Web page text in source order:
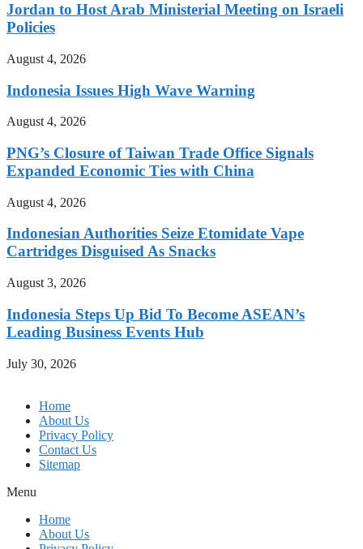
Jordan to Host Arab Ministerial Meeting on Israeli
Policies
August 4, 2026
Indonesia Issues High Wave Warning
August 4, 2026
PNG’s Closure of Taiwan Trade Office Signals
Expanded Economic Ties with China
August 4, 2026
Indonesian Authorities Seize Etomidate Vape
Cartridges Disguised As Snacks
August 3, 2026
Indonesia Steps Up Bid To Become ASEAN’s
Leading Business Events Hub
July 30, 2026
Home
About Us
Privacy Policy
Contact Us
Sitemap
Menu
Home
About Us